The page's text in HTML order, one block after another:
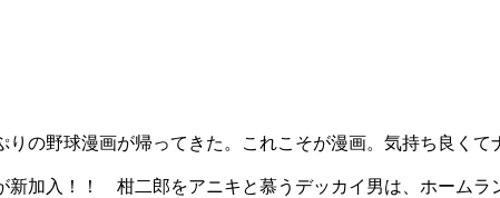
の野球漫画が帰ってきた。これこそが漫画。気持ち良くて
新加入！！ 柑二郎をアニキと慕うデッカイ男は、ホーム